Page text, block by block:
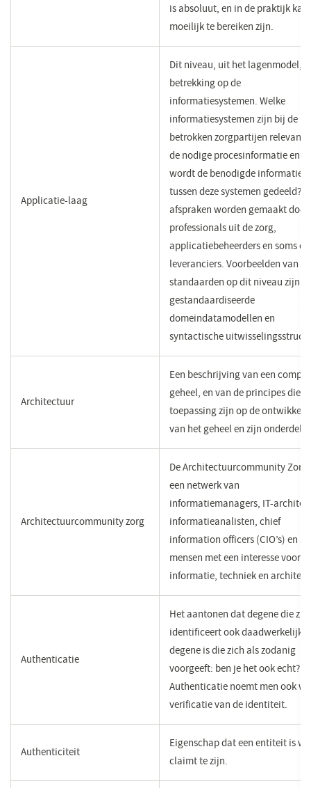
is absoluut, en in de praktijk kan
moeilijk te bereiken zijn.
​Applicatie-laag
Dit niveau, uit het lagenmodel,
betrekking op de
informatiesystemen. Welke
informatiesystemen zijn bij de
betrokken zorgpartijen relevant
de nodige procesinformatie en
wordt de benodigde informatie
tussen deze systemen gedeeld?
afspraken worden gemaakt door
professionals uit de zorg,
applicatiebeheerders en soms
leveranciers. Voorbeelden van
standaarden op dit niveau zijn
gestandaardiseerde
domeindatamodellen en
syntactische
Architectuur
Een beschrijving van een
geheel, en van de principes die
toepassing zijn op de
van het geheel en zijn
Architectuurcommunity zorg
De Architectuurcommunity Zorg
een netwerk van
informatiemanagers, IT-
informatieanalisten, chief
information officers (CIO’s) en
mensen met een interesse voor
informatie, techniek en
Authenticatie
Het aantonen dat degene die
identificeert ook daadwerkelijk
degene is die zich als zodanig
voorgeeft: ben je het ook echt?
Authenticatie noemt men ook
verificatie van de identiteit.
​Authenticiteit
​Eigenschap dat een entiteit is
claimt te zijn​.